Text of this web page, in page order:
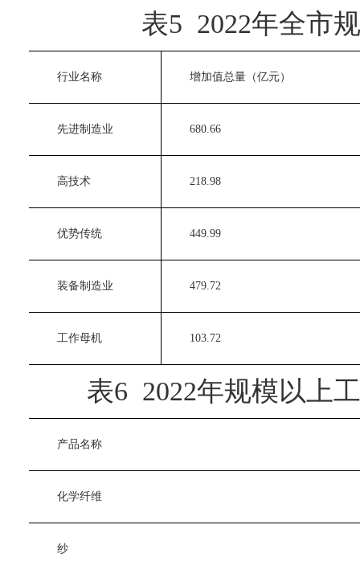
表5 2022年全市规
行业名称 增加值总量（亿元）
先进制造业 680.66
高技术 218.98
优势传统 449.99
装备制造业 479.72
工作母机 103.72
表6 2022年规模以上工
产品名称
化学纤维
纱